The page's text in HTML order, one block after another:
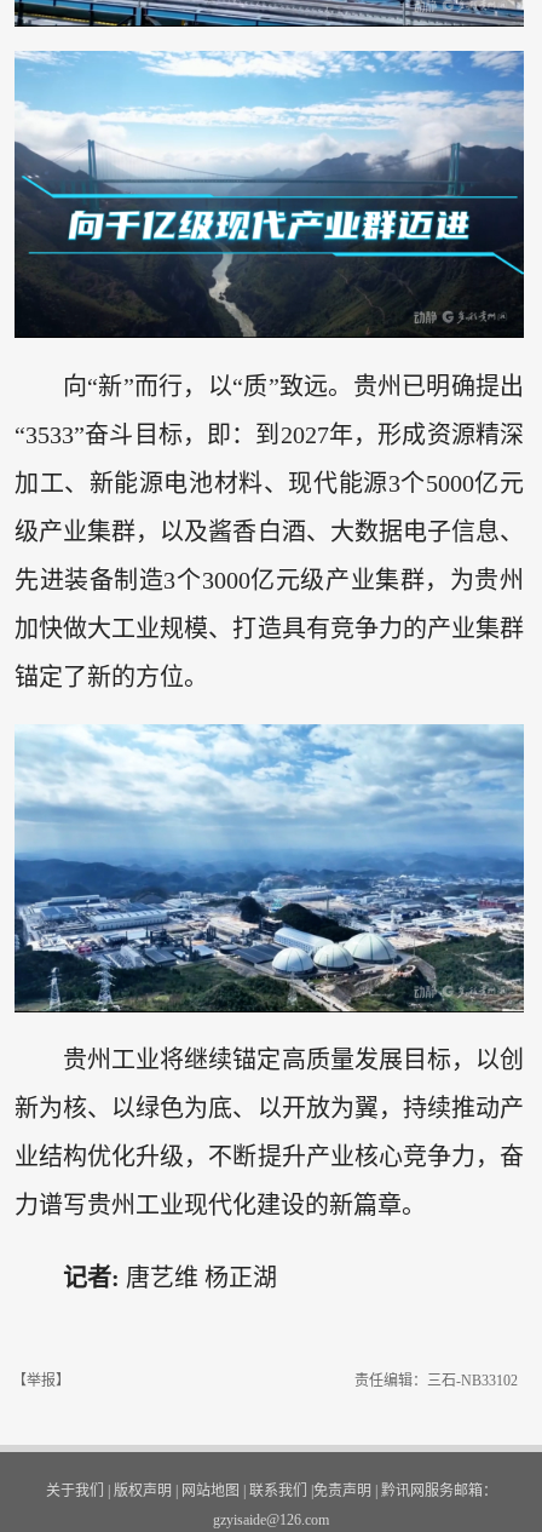
向“新”而行，以“质”致远。贵州已明确提出
“3533”奋斗目标，即：到2027年，形成资源精深
加工、新能源电池材料、现代能源3个5000亿元
级产业集群，以及酱香白酒、大数据电子信息、
先进装备制造3个3000亿元级产业集群，为贵州
加快做大工业规模、打造具有竞争力的产业集群
锚定了新的方位。
贵州工业将继续锚定高质量发展目标，以创
新为核、以绿色为底、以开放为翼，持续推动产
业结构优化升级，不断提升产业核心竞争力，奋
力谱写贵州工业现代化建设的新篇章。
记者: 唐艺维 杨正湖
【举报】 责任编辑：三石-NB33102
关于我们 版权声明 网站地图 联系我们 免责声明
黔讯网服务邮箱：
gzyisaide@126.com